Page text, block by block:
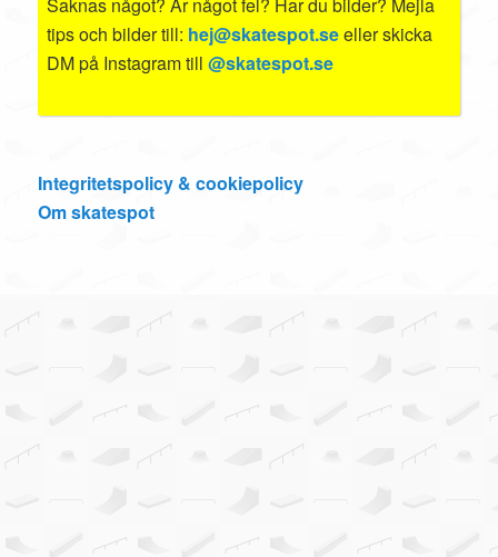
Saknas något? Är något fel? Har du bilder? Mejla
tips och bilder till: hej@skatespot.seeller skicka
DM på Instagram till@skatespot.se
Integritetspolicy & cookiepolicy
Om skatespot